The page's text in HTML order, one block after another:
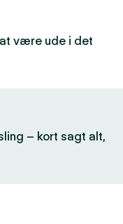
være ude i det
– kort sagt alt,